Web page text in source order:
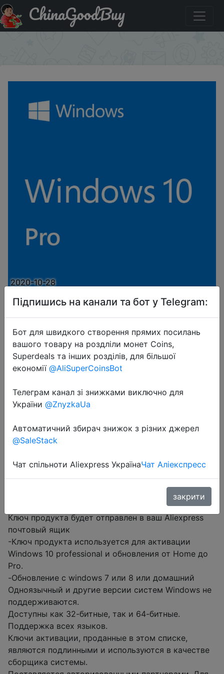
Знижка на Ключ активации Windows 10 Pro 32/64bit,
глобальная активация с любой точки мира 🔥
ChinaGoodBuy
2020-10-28
Ключ активации Windows 10 Pro
32/64bit, глобальная активация с
$2.2
Ключ продукта будет отправлен в ваш Aliexpress
почтовый ящик
-Ключ продукта используется для активации
Windows 10 professional и обновления от Home до
Pro.
-Обновление с windows 7 или 8 или домашний
Одноязычный и другие версии систем Windows не
поддерживаются.
Доступны как 32-битные, так и 64-битные.
Поддержка всех языков.
Ключи активации, проданные в этом списке,
являются подлинными и используются в качестве
сборщика системы.
Підпишись на канали та бот у Telegram:
Бот для швидкого створення прямих посилань
вашого товару на роздліли монет Coins,
Superdeals та інших розділів, для більшої
економії @AliSuperCoinsBot
Телеграм канал зі знижками виключно для
України @ZnyzkaUa
Автоматичний збирач знижок з різних джерел
@SaleStack
Чат спільноти Aliexpress УкраїнаЧат Аліекспресс
закрити